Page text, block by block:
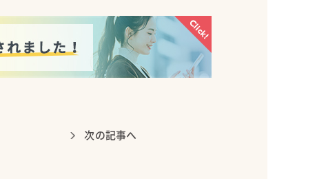
次の記事へ